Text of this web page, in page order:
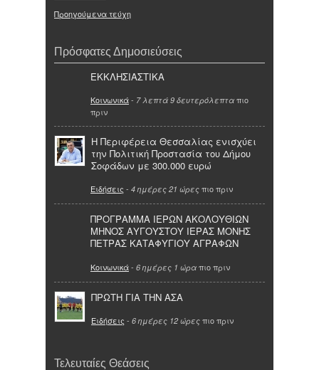
Προηγούμενα τεύχη
Πρόσφατες Δημοσιεύσεις
ΕΚΚΛΗΣΙΑΣΤΙΚΑ
Κοινωνικά- 7 λεπτά 9 δευτερόλεπτα πιο
πριν
Η Περιφέρεια Θεσσαλίας ενισχύει
την Πολιτική Προστασία του Δήμου
Σοφάδων με 300.000 ευρώ
Ειδήσεις - 4 ημέρες 21 ώρες πιο πριν
ΠΡΟΓΡΑΜΜΑ ΙΕΡΩΝ ΑΚΟΛΟΥΘΙΩΝ
ΜΗΝΟΣ ΑΥΓΟΥΣΤΟΥ ΙΕΡΑΣ ΜΟΝΗΣ
ΠΕΤΡΑΣ ΚΑΤΑΦΥΓΙΟΥ ΑΓΡΑΦΩΝ
Κοινωνικά- 6 ημέρες 1 ώρα πιο πριν
ΠΡΩΤΗ ΓΙΑ ΤΗΝ ΑΣΑ
Ειδήσεις - 6 ημέρες 12 ώρες πιο πριν
Τελευταίες Θεάσεις